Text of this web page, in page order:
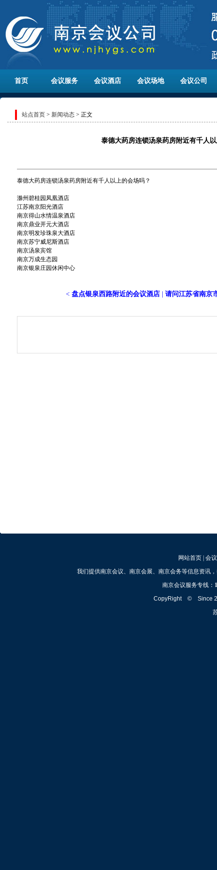
首页 会议服务 会议酒店 会议场地 会议公司
站点首页 > 新闻动态 > 正文
泰德大药房连锁汤泉药房附近有千人
泰德大药房连锁汤泉药房附近有千人以上的会场吗？
滁州碧桂园凤凰酒店
江苏南京阳光酒店
南京得山水情温泉酒店
南京鼎业开元大酒店
南京明发珍珠泉大酒店
南京苏宁威尼斯酒店
南京汤泉宾馆
南京万成生态园
南京银泉庄园休闲中心
< 盘点银泉西路附近的会议酒店| 请问江苏省南京
网站首页| 会
我们提供南京会议、南京会展、南京会务等信息资讯
南京会议服务专线：
CopyRight © Since